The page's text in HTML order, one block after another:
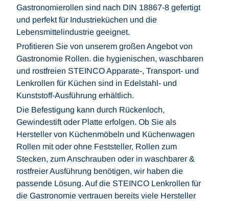
Gastronomierollen sind nach DIN 18867-8 gefertigt
und perfekt für Industrieküchen und die
Lebensmittelindustrie geeignet.
Profitieren Sie von unserem großen Angebot von
Gastronomie Rollen. die hygienischen, waschbaren
und rostfreien STEINCO Apparate-, Transport- und
Lenkrollen für Küchen sind in Edelstahl- und
Kunststoff-Ausführung erhältlich.
Die Befestigung kann durch Rückenloch,
Gewindestift oder Platte erfolgen. Ob Sie als
Hersteller von Küchenmöbeln und Küchenwagen
Rollen mit oder ohne Feststeller, Rollen zum
Stecken, zum Anschrauben oder in waschbarer &
rostfreier Ausführung benötigen, wir haben die
passende Lösung. Auf die STEINCO Lenkrollen für
die Gastronomie vertrauen bereits viele Hersteller